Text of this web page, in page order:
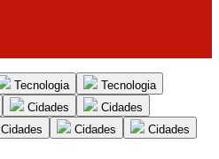
Tecnologia
Tecnologia
Cidades
Cidades
Cidades Cidades
Cidades